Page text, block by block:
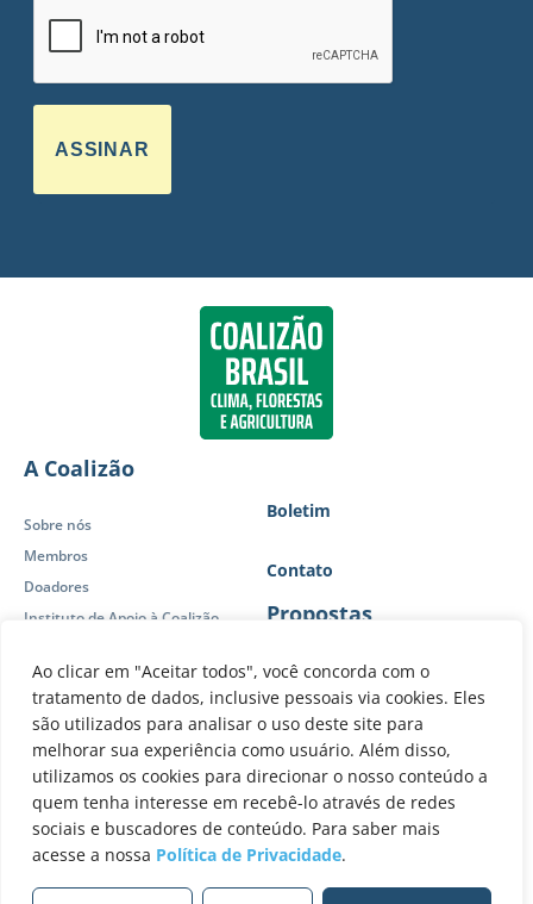
Ao clicar em "Aceitar todos", você concorda com o
tratamento de dados, inclusive pessoais via cookies. Eles
são utilizados para analisar o uso deste site para
melhorar sua experiência como usuário. Além disso,
utilizamos os cookies para direcionar o nosso conteúdo a
quem tenha interesse em recebê-lo através de redes
sociais e buscadores de conteúdo. Para saber mais
acesse a nossa Política de Privacidade.
ASSINAR
A Coalizão
Sobre nós
Membros
Doadores
Instituto de Apoio à Coalizão
Propostas
Posicionamentos
Publicações
Brasil sem desmatamento
O Brasil que vem
Visão 2030-2050
Atuação
Forças-Tarefa
Painel de Controle
Atuação Internacional
Boletim
Contato